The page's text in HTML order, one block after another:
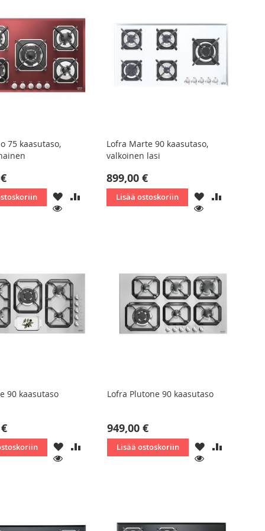
75 kaasutaso,
LISÄÄ
TOIVELISTAAN
LISÄÄ
VERTAILUUN
KATSO
Lofra Marte 90 kaasutaso,
valkoinen lasi
899,00 €
Lisää ostoskoriin
LISÄÄLISÄÄ
90 kaasutaso
LISÄÄ
TOIVELISTAAN
LISÄÄ
VERTAILUUN
KATSO
Lofra Plutone 90 kaasutaso
949,00 €
Lisää ostoskoriin
LISÄÄ
TOIVELISTAAN
LISÄÄ
KATSO